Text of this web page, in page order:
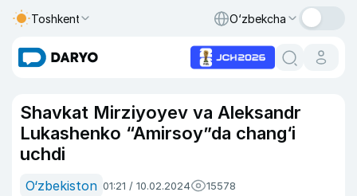
Toshkent O‘zbekcha
Shavkat Mirziyoyev va Aleksandr
Lukashenko “Amirsoy”da chang‘i
uchdi
O‘zbekiston 01:21 / 10.02.2024 15578